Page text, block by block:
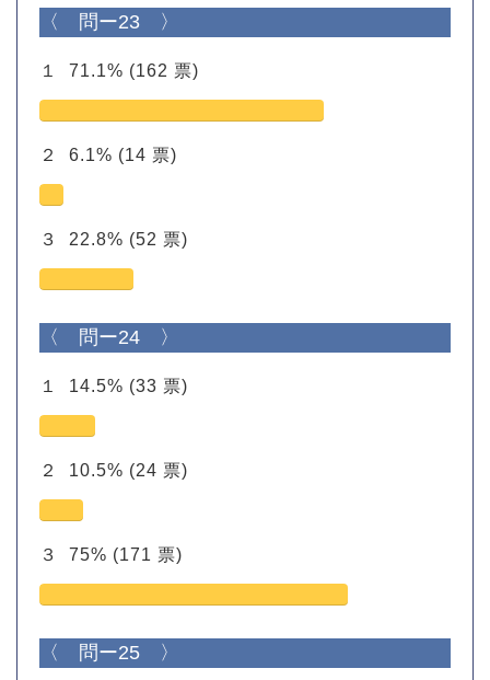
〈 問ー23 〉
１ 71.1% (162 票)
２ 6.1% (14 票)
３ 22.8% (52 票)
〈 問ー24 〉
１ 14.5% (33 票)
２ 10.5% (24 票)
３ 75% (171 票)
〈 問ー25 〉